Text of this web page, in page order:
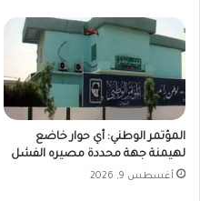
المؤتمر الوطني: أي حوار خاضع
لهيمنة جهة محددة مصيره الفشل
أغسطس 9, 2026